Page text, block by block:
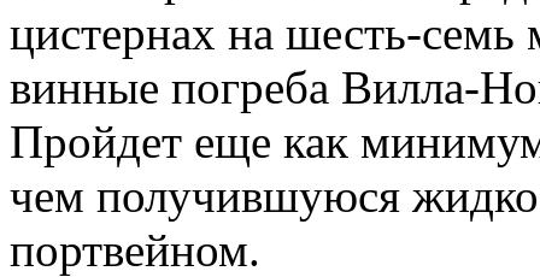
цистернах на шесть-семь
винные погреба Вилла-
Пройдет еще как
чем получившуюся
портвейном.